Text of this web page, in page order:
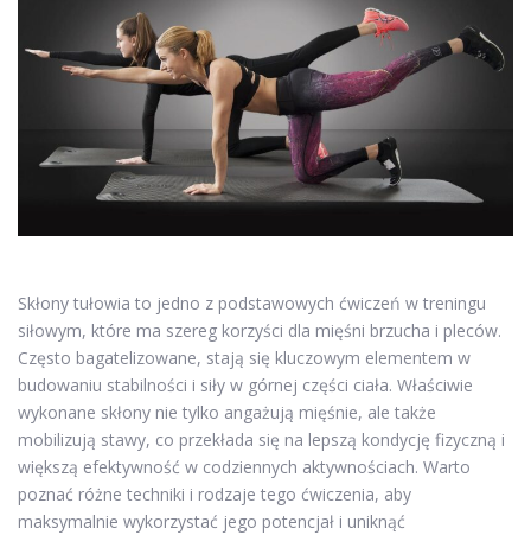
Skłony tułowia to jedno z podstawowych ćwiczeń w treningu
siłowym, które ma szereg korzyści dla mięśni brzucha i pleców.
Często bagatelizowane, stają się kluczowym elementem w
budowaniu stabilności i siły w górnej części ciała. Właściwie
wykonane skłony nie tylko angażują mięśnie, ale także
mobilizują stawy, co przekłada się na lepszą kondycję fizyczną i
większą efektywność w codziennych aktywnościach. Warto
poznać różne techniki i rodzaje tego ćwiczenia, aby
maksymalnie wykorzystać jego potencjał i uniknąć